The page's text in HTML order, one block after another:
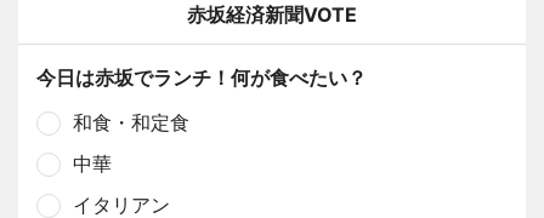
赤坂経済新聞VOTE
今日は赤坂でランチ！何が食べたい？
和食・和定食
中華
イタリアン